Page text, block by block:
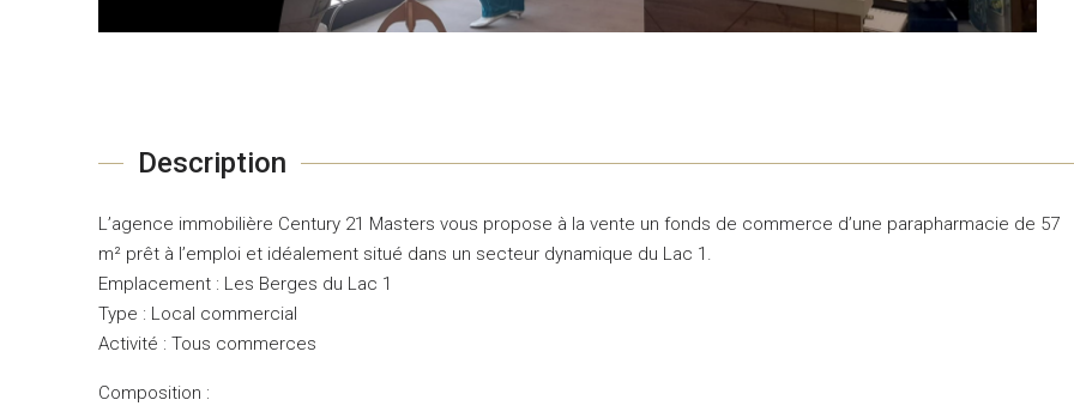
Description
L’agence immobilière Century 21 Masters vous propose à la vente un fonds de commerce d’une parapharmacie de 57
m² prêt à l’emploi et idéalement situé dans un secteur dynamique du Lac 1.
Emplacement : Les Berges du Lac 1
Type : Local commercial
Activité : Tous commerces
Composition :